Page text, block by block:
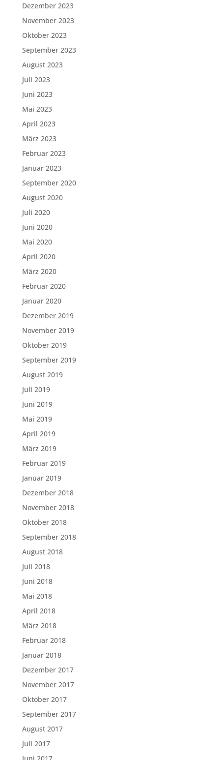
Dezember 2023
November 2023
Oktober 2023
September 2023
August 2023
Juli 2023
Juni 2023
Mai 2023
April 2023
März 2023
Februar 2023
Januar 2023
September 2020
August 2020
Juli 2020
Juni 2020
Mai 2020
April 2020
März 2020
Februar 2020
Januar 2020
Dezember 2019
November 2019
Oktober 2019
September 2019
August 2019
Juli 2019
Juni 2019
Mai 2019
April 2019
März 2019
Februar 2019
Januar 2019
Dezember 2018
November 2018
Oktober 2018
September 2018
August 2018
Juli 2018
Juni 2018
Mai 2018
April 2018
März 2018
Februar 2018
Januar 2018
Dezember 2017
November 2017
Oktober 2017
September 2017
August 2017
Juli 2017